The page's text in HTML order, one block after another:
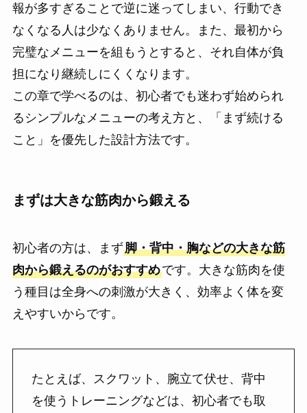
報が多すぎることで逆に迷ってしまい、行動でき
なくなる人は少なくありません。また、最初から
完璧なメニューを組もうとすると、それ自体が負
担になり継続しにくくなります。
この章で学べるのは、初心者でも迷わず始められ
るシンプルなメニューの考え方と、「まず続ける
こと」を優先した設計方法です。
まずは大きな筋肉から鍛える
初心者の方は、まず脚・背中・胸などの大きな筋
肉から鍛えるのがおすすめです。大きな筋肉を使
う種目は全身への刺激が大きく、効率よく体を変
えやすいからです。
たとえば、スクワット、腕立て伏せ、背中
を使うトレーニングなどは、初心者でも取